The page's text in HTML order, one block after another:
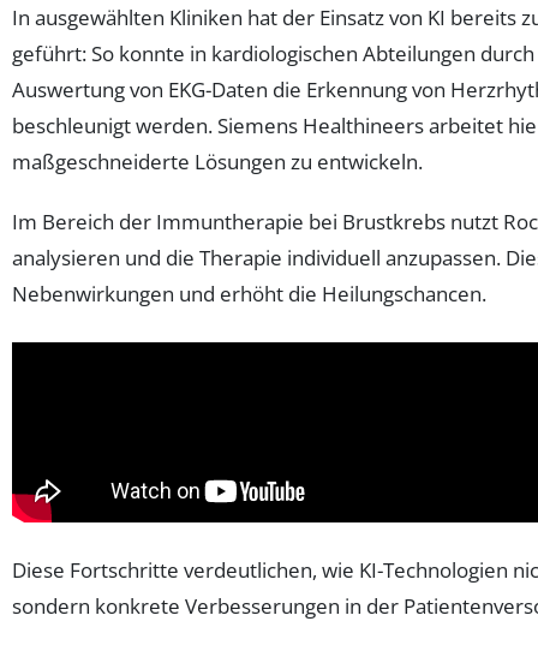
In ausgewählten Kliniken hat der Einsatz von KI bereits
geführt: So konnte in kardiologischen Abteilungen
Auswertung von EKG-Daten die Erkennung von
beschleunigt werden. Siemens Healthineers arbeitet
maßgeschneiderte Lösungen zu entwickeln.
Im Bereich der Immuntherapie bei Brustkrebs nutzt
analysieren und die Therapie individuell anzupassen.
Nebenwirkungen und erhöht die Heilungschancen.
Diese Fortschritte verdeutlichen, wie KI-Technologien
sondern konkrete Verbesserungen in der